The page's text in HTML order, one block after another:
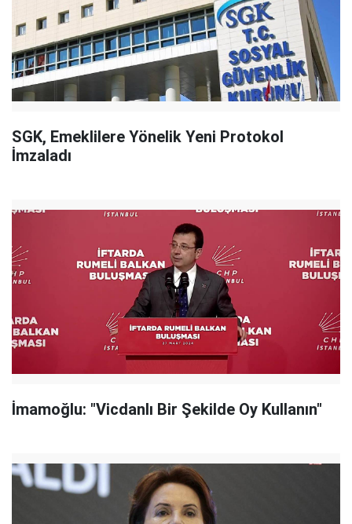
SGK, Emeklilere Yönelik Yeni Protokol
İmzaladı
İmamoğlu: "Vicdanlı Bir Şekilde Oy Kullanın"